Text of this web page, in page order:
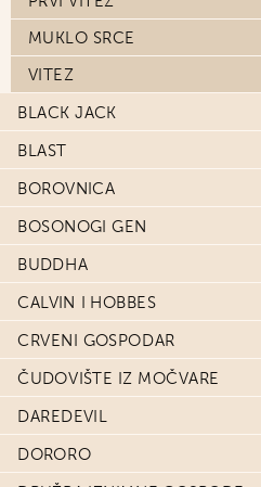
MUKLO SRCE
VITEZ
BLACK JACK
BLAST
BOROVNICA
BOSONOGI GEN
BUDDHA
CALVIN I HOBBES
CRVENI GOSPODAR
ČUDOVIŠTE IZ MOČVARE
DAREDEVIL
DORORO